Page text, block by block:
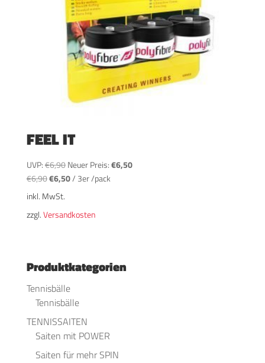
FEEL IT
UVP:€6,90 Ursprünglicher
Preis
Neuer Preis:€6,50Aktueller
€6,90Ursprünglicher
Preis
€6,90
€6,50Aktueller
€6,50.
/ 3er /pack
inkl. MwSt.
zzgl.Versandkosten
Produktkategorien
Tennisbälle
Tennisbälle
TENNISSAITEN
Saiten mit POWER
Saiten für mehr SPIN